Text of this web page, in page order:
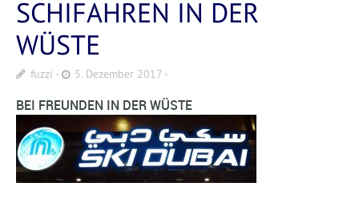
SCHIFAHREN IN DER
WÜSTE
fuzzi 5. Dezember 2017
BEI FREUNDEN IN DER WÜSTE